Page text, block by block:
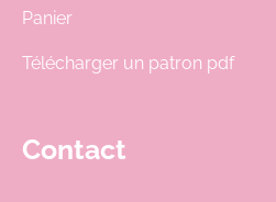
Panier
Télécharger un patron pdf
Contact